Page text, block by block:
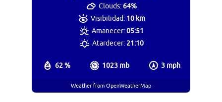
62 % 1023 mb 3 mph
Clouds:64%
Visibilidad: 10 km
Amanecer:05:51
Atardecer:21:10
Weather from OpenWeatherMap